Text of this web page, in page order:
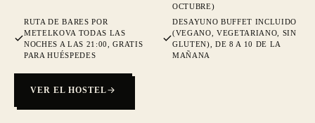
OCTUBRE)
RUTA DE BARES POR
METELKOVA TODAS LAS
NOCHES A LAS 21:00, GRATIS
PARA HUÉSPEDES
DESAYUNO BUFFET INCLUIDO
(VEGANO, VEGETARIANO, SIN
GLUTEN), DE 8 A 10 DE LA
MAÑANA
VER EL HOSTEL